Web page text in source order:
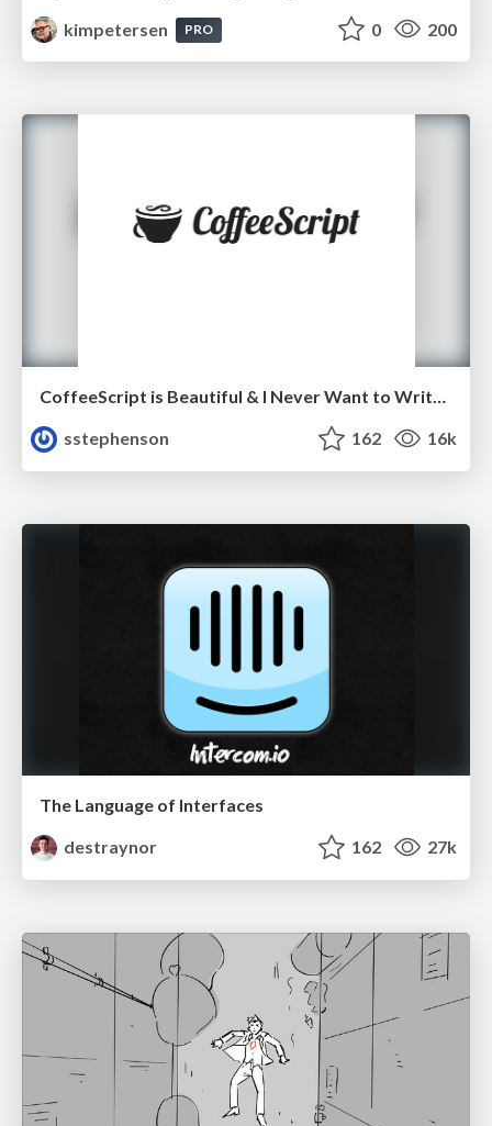
kimpetersen
PRO 0 200
CoffeeScript is Beautiful & I Never Want to Write Plain JavaScript Again
sstephenson
162 16k
The Language of Interfaces
destraynor
162 27k